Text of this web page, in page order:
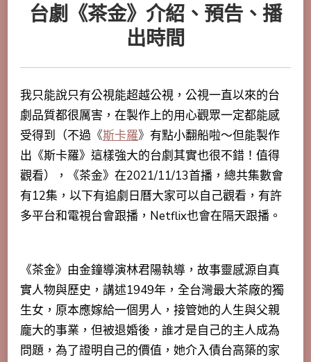
台劇《茶金》介紹、預告、播
出時間
我只能說只有公視能超越公視，公視一直以來的台
劇品質都很厲害，在製作上的用心觀眾一定都能感
受得到（不過 《斯卡羅》 有點小翻船啦～但能製作
出《斯卡羅》這樣強大的台劇其實也很不錯！值得
觀看），《茶金》在2021/11/13首播，總共集數會
有12集，以下有追劇日曆大家可以自己觀看，有許
多平台和電視台會跟播，Netflix也會在隔天跟播。
《茶金》由金鐘導演林君陽執導，故事靈感源自真
實人物與歷史，講述1949年，全台灣最大茶廠的獨
生女，原本應嫁給一個男人，接管她的人生與父親
龐大的事業，但被退婚後，誰才是自己的主人成為
問題，為了證明自己的價值，她介入債台高築的家